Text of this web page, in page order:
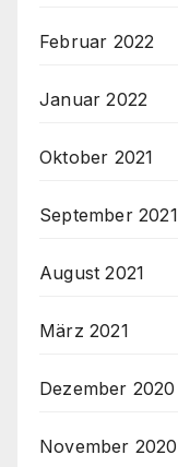
Februar 2022
Januar 2022
Oktober 2021
September 2021
August 2021
März 2021
Dezember 2020
November 2020